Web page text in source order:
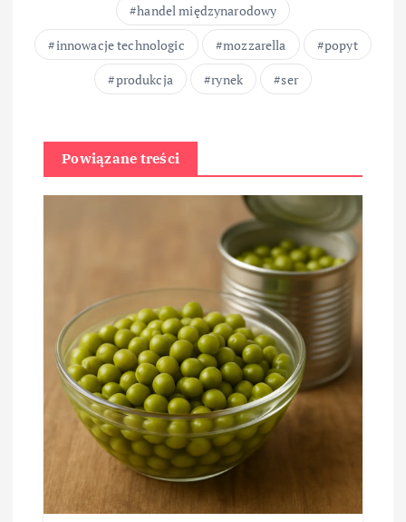
handel międzynarodowy
innowacje technologic
mozzarella
popyt
produkcja
rynek ser
Powiązane treści